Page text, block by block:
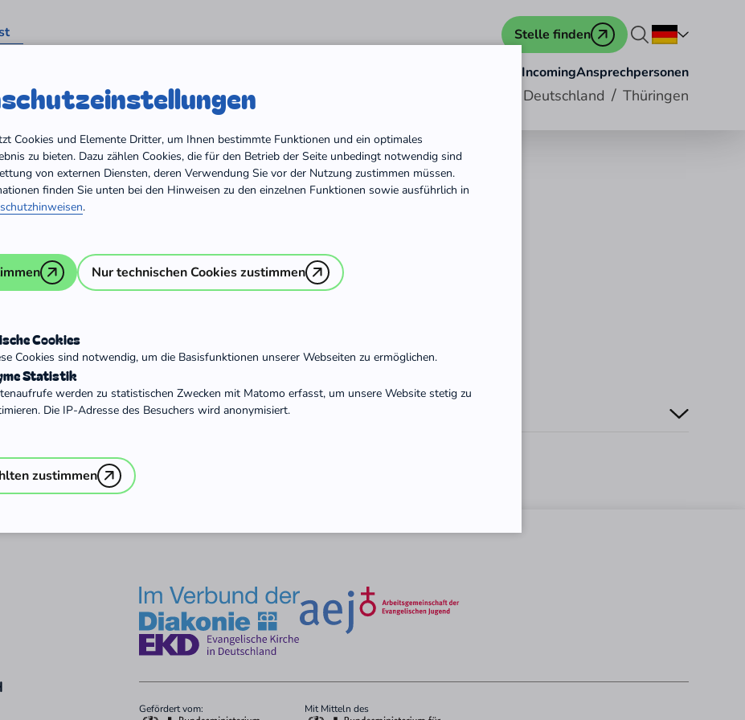
IncomingAnsprechpersonen
Stelle finden
Ansprechpersonen Träger für Freiwilligendienste in Deutschland / Thüringen
Gefördert vom: Mit Mitteln des
Cookies und Elemente Dritter, um Ihnen bestimmte Funktionen und ein optimales
zu bieten. Dazu zählen Cookies, die für den Betrieb der Seite unbedingt notwendig sind
von externen Diensten, deren Verwendung Sie vor der Nutzung zustimmen müssen.
finden Sie unten bei den Hinweisen zu den einzelnen Funktionen sowie ausführlich in
.
Nur technischen Cookies zustimmen
Cookies
Cookies sind notwendig, um die Basisfunktionen unserer Webseiten zu ermöglichen.
Statistik
werden zu statistischen Zwecken mit Matomo erfasst, um unsere Website stetig zu
Die IP-Adresse des Besuchers wird anonymisiert.
zustimmen